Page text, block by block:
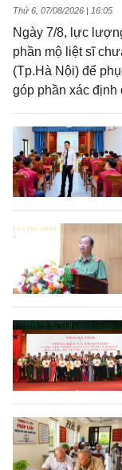
Thứ 6, 07/08/2026 | 16:05
Ngày 7/8, lực
phần mộ liệt sĩ
(Tp.Hà Nội) để
góp phần xác định